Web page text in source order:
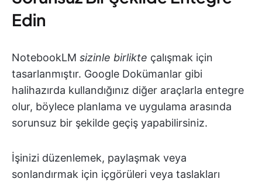
Edin
NotebookLM sizinle birlikte çalışmak için
tasarlanmıştır. Google Dokümanlar gibi
halihazırda kullandığınız diğer araçlarla entegre
olur, böylece planlama ve uygulama arasında
sorunsuz bir şekilde geçiş yapabilirsiniz.
İşinizi düzenlemek, paylaşmak veya
sonlandırmak için içgörüleri veya taslakları